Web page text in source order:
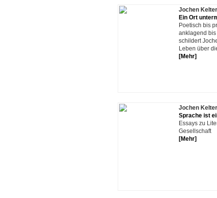
Jochen Kelter
Ein Ort
Poetisch bis
anklagend
schildert
Leben über
[Mehr]
Jochen Kelter
Sprache ist
Essays zu
Gesellschaft
[Mehr]